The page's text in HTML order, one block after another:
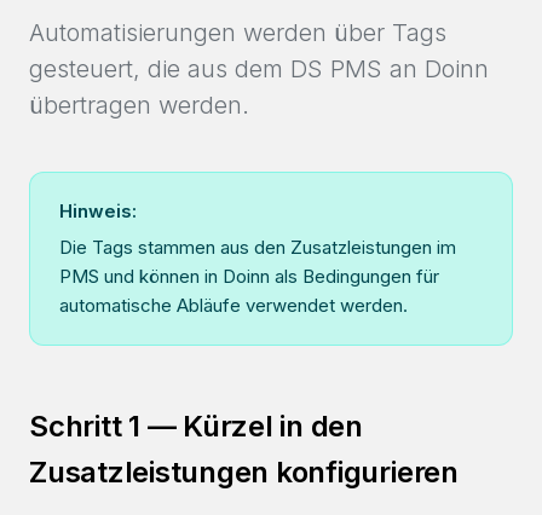
Automatisierungen werden über Tags
gesteuert, die aus dem DS PMS an Doinn
übertragen werden.
Hinweis:
Die Tags stammen aus den Zusatzleistungen im
PMS und können in Doinn als Bedingungen für
automatische Abläufe verwendet werden.
Schritt 1 — Kürzel in den
Zusatzleistungen konfigurieren